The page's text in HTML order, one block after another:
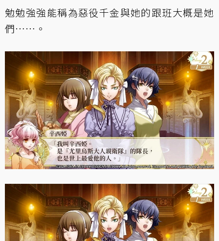
勉勉強強能稱為惡役千金與她的跟班大概是她
們……。